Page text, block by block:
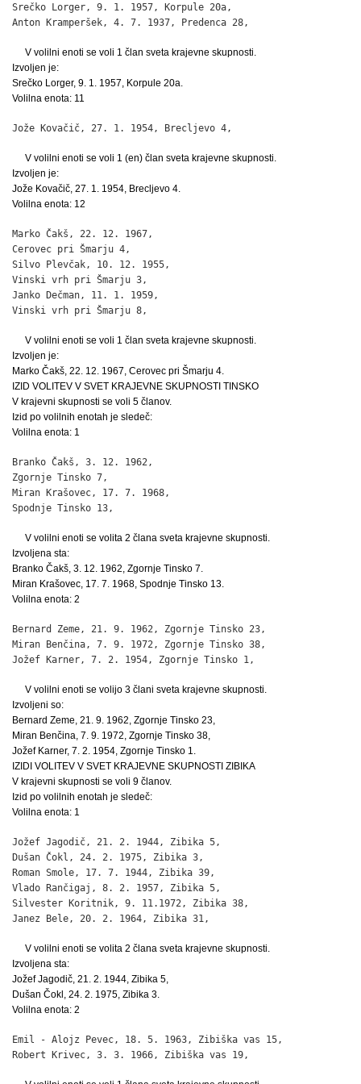
Srečko Lorger, 9. 1. 1957, Korpule 20a,
Anton Kramperšek, 4. 7. 1937, Predenca 28,
V volilni enoti se voli 1 član sveta krajevne skupnosti.
Izvoljen je:
Srečko Lorger, 9. 1. 1957, Korpule 20a.
Volilna enota: 11
Jože Kovačič, 27. 1. 1954, Brecljevo 4,
V volilni enoti se voli 1 (en) član sveta krajevne skupnosti.
Izvoljen je:
Jože Kovačič, 27. 1. 1954, Brecljevo 4.
Volilna enota: 12
Marko Čakš, 22. 12. 1967,
Cerovec pri Šmarju 4,
Silvo Plevčak, 10. 12. 1955,
Vinski vrh pri Šmarju 3,
Janko Dečman, 11. 1. 1959,
Vinski vrh pri Šmarju 8,
V volilni enoti se voli 1 član sveta krajevne skupnosti.
Izvoljen je:
Marko Čakš, 22. 12. 1967, Cerovec pri Šmarju 4.
IZID VOLITEV V SVET KRAJEVNE SKUPNOSTI TINSKO
V krajevni skupnosti se voli 5 članov.
Izid po volilnih enotah je sledeč:
Volilna enota: 1
Branko Čakš, 3. 12. 1962,
Zgornje Tinsko 7,
Miran Krašovec, 17. 7. 1968,
Spodnje Tinsko 13,
V volilni enoti se volita 2 člana sveta krajevne skupnosti.
Izvoljena sta:
Branko Čakš, 3. 12. 1962, Zgornje Tinsko 7.
Miran Krašovec, 17. 7. 1968, Spodnje Tinsko 13.
Volilna enota: 2
Bernard Zeme, 21. 9. 1962, Zgornje Tinsko 23,
Miran Benčina, 7. 9. 1972, Zgornje Tinsko 38,
Jožef Karner, 7. 2. 1954, Zgornje Tinsko 1,
V volilni enoti se volijo 3 člani sveta krajevne skupnosti.
Izvoljeni so:
Bernard Zeme, 21. 9. 1962, Zgornje Tinsko 23,
Miran Benčina, 7. 9. 1972, Zgornje Tinsko 38,
Jožef Karner, 7. 2. 1954, Zgornje Tinsko 1.
IZIDI VOLITEV V SVET KRAJEVNE SKUPNOSTI ZIBIKA
V krajevni skupnosti se voli 9 članov.
Izid po volilnih enotah je sledeč:
Volilna enota: 1
Jožef Jagodič, 21. 2. 1944, Zibika 5,
Dušan Čokl, 24. 2. 1975, Zibika 3,
Roman Smole, 17. 7. 1944, Zibika 39,
Vlado Rančigaj, 8. 2. 1957, Zibika 5,
Silvester Koritnik, 9. 11.1972, Zibika 38,
Janez Bele, 20. 2. 1964, Zibika 31,
V volilni enoti se volita 2 člana sveta krajevne skupnosti.
Izvoljena sta:
Jožef Jagodič, 21. 2. 1944, Zibika 5,
Dušan Čokl, 24. 2. 1975, Zibika 3.
Volilna enota: 2
Emil - Alojz Pevec, 18. 5. 1963, Zibiška vas 15,
Robert Krivec, 3. 3. 1966, Zibiška vas 19,